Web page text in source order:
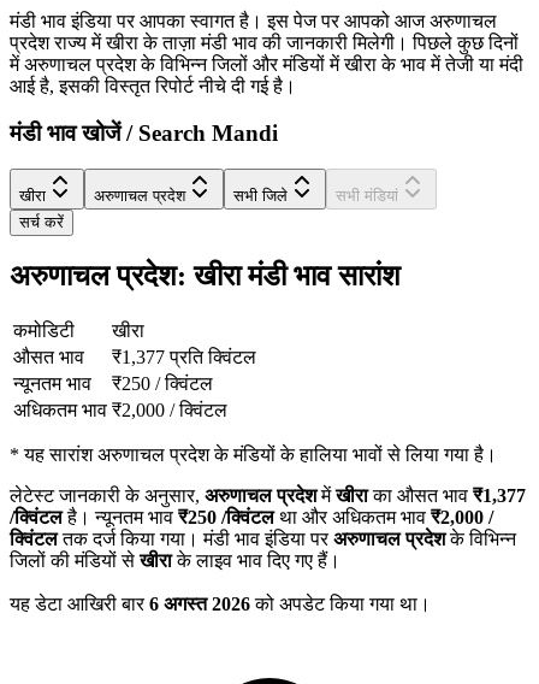
मंडी भाव इंडिया पर आपका स्वागत है। इस पेज पर आपको आज अरुणाचल
प्रदेश राज्य में खीरा के ताज़ा मंडी भाव की जानकारी मिलेगी। पिछले कुछ दिनों
में अरुणाचल प्रदेश के विभिन्न जिलों और मंडियों में खीरा के भाव में तेजी या मंदी
आई है, इसकी विस्तृत रिपोर्ट नीचे दी गई है।
मंडी भाव खोजें / Search Mandi
खीरा अरुणाचल प्रदेश सभी जिले
सभी मंडियां
सर्च करें
अरुणाचल प्रदेश: खीरा मंडी भाव सारांश
कमोडिटी
खीरा
औसत भाव
₹1,377 प्रति क्विंटल
न्यूनतम भाव
₹250 /क्विंटल
अधिकतम भाव ₹2,000 /क्विंटल
*यह सारांश अरुणाचल प्रदेश के मंडियों के हालिया भावों से लिया गया है।
लेटेस्ट जानकारी के अनुसार, अरुणाचल प्रदेशमेंखीराका औसत भाव ₹1,377
/क्विंटलहै। न्यूनतम भाव ₹250 /क्विंटलथा और अधिकतम भाव ₹2,000 /
क्विंटलतक दर्ज किया गया। मंडी भाव इंडिया परअरुणाचल प्रदेशके विभिन्न
जिलों की मंडियों सेखीराके लाइव भाव दिए गए हैं।
यह डेटा आखिरी बार6 अगस्त 2026को अपडेट किया गया था।